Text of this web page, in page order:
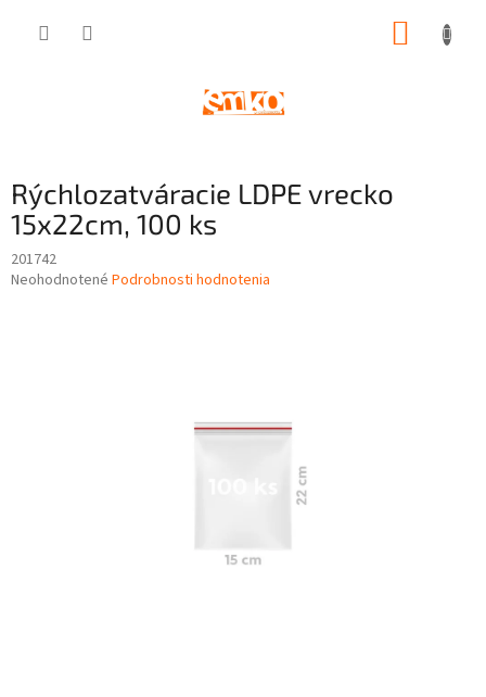
Rýchlozatváracie LDPE vrecko
15x22cm, 100 ks
201742
Priemerné
Neohodnotené Podrobnosti hodnotenia